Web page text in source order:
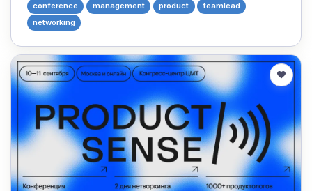
conference management product
teamlead
networking